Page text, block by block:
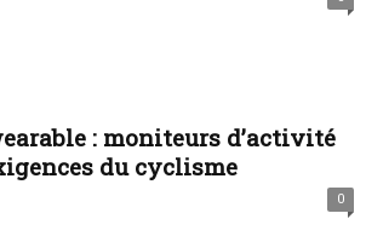
: moniteurs d’activité
du cyclisme
0